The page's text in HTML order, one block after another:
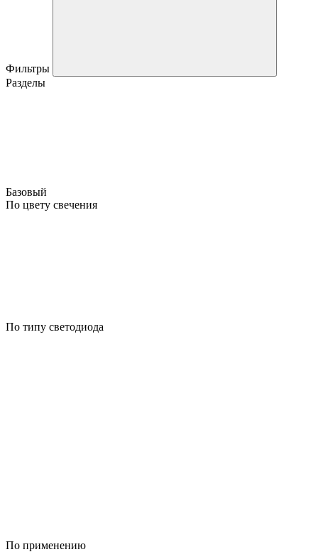
Фильтры
Разделы
Базовый
По цвету свечения
По типу светодиода
По применению